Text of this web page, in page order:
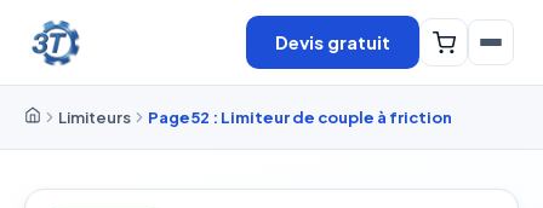
Devis gratuit
Limiteurs Page52 : Limiteur de couple à friction